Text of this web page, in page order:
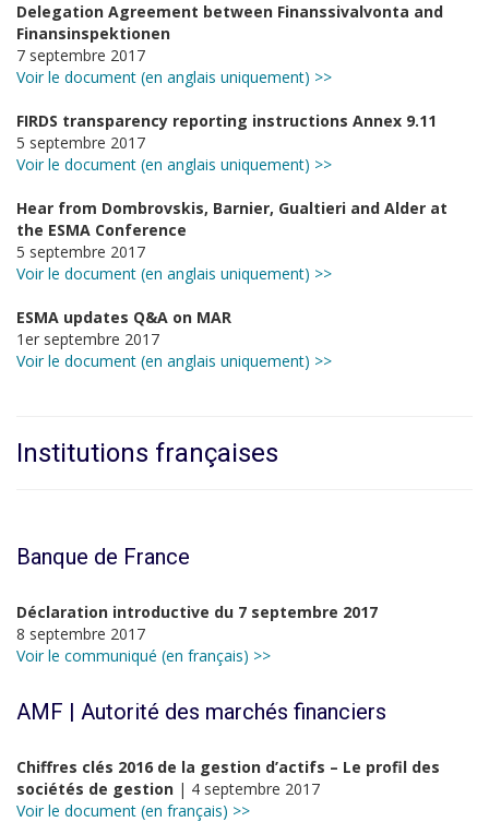
Delegation Agreement between Finanssivalvonta and
Finansinspektionen
7 septembre 2017
Voir le document (en anglais uniquement) >>
FIRDS transparency reporting instructions Annex 9.11
5 septembre 2017
Voir le document (en anglais uniquement) >>
Hear from Dombrovskis, Barnier, Gualtieri and Alder at
the ESMA Conference
5 septembre 2017
Voir le document (en anglais uniquement) >>
ESMA updates Q&A on MAR
1er septembre 2017
Voir le document (en anglais uniquement) >>
Institutions françaises
Banque de France
Déclaration introductive du 7 septembre 2017
8 septembre 2017
Voir le communiqué (en français) >>
AMF | Autorité des marchés financiers
Chiffres clés 2016 de la gestion d’actifs – Le profil des
sociétés de gestion | 4 septembre 2017
Voir le document (en français) >>